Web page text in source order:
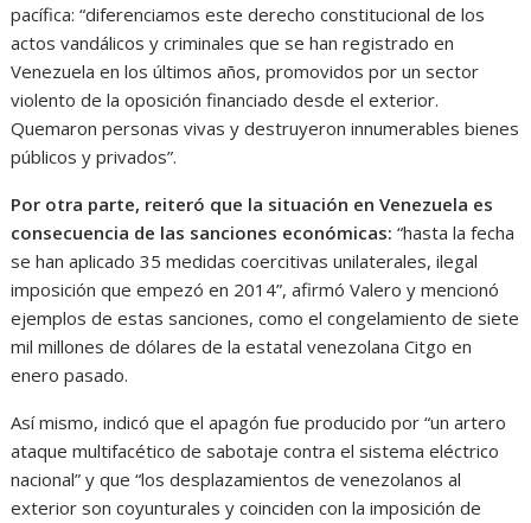
pacífica: “diferenciamos este derecho constitucional de los
actos vandálicos y criminales que se han registrado en
Venezuela en los últimos años, promovidos por un sector
violento de la oposición financiado desde el exterior.
Quemaron personas vivas y destruyeron innumerables bienes
públicos y privados”.
Por otra parte, reiteró que la situación en Venezuela es
consecuencia de las sanciones económicas: “hasta la fecha
se han aplicado 35 medidas coercitivas unilaterales, ilegal
imposición que empezó en 2014”, afirmó Valero y mencionó
ejemplos de estas sanciones, como el congelamiento de siete
mil millones de dólares de la estatal venezolana Citgo en
enero pasado.
Así mismo, indicó que el apagón fue producido por “un artero
ataque multifacético de sabotaje contra el sistema eléctrico
nacional” y que “los desplazamientos de venezolanos al
exterior son coyunturales y coinciden con la imposición de